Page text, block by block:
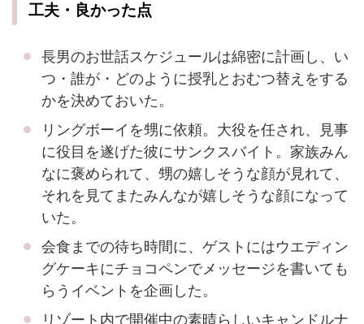
工夫・良かった点
長男のお世話スケジュールは綿密に計画し、い
つ・誰が・どのように授乳とおむつ替えをする
かを決めておいた。
リングボーイを甥に依頼。大役を任され、見事
に役目を遂げた彼にサンクスバイト。家族みん
なに褒められて、甥の嬉しそうな顔が見れて、
それを見てまたみんなが嬉しそうな顔になって
いた。
会食までの待ち時間に、ゲストにはウエディン
グケーキにチョコペンでメッセージを書いても
らうイベントを企画した。
リゾート内で開催中の素晴らしいキャンドルナ